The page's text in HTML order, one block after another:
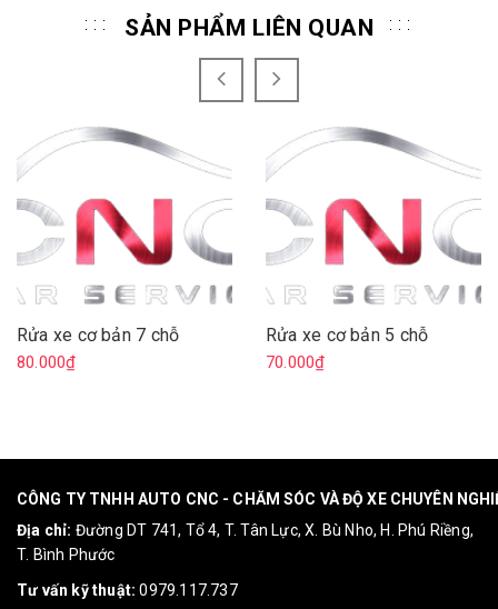
SẢN PHẨM LIÊN QUAN
Rửa xe cơ bản 7 chỗ
80.000₫
Rửa xe cơ bản 5 chỗ
70.000₫
CÔNG TY TNHH AUTO CNC - CHĂM SÓC VÀ ĐỘ XE CHUYÊN
Địa chỉ: Đường DT 741, Tổ 4, T. Tân Lực, X. Bù Nho, H. Phú Riềng,
T. Bình Phước
Tư vấn kỹ thuật: 0979.117.737